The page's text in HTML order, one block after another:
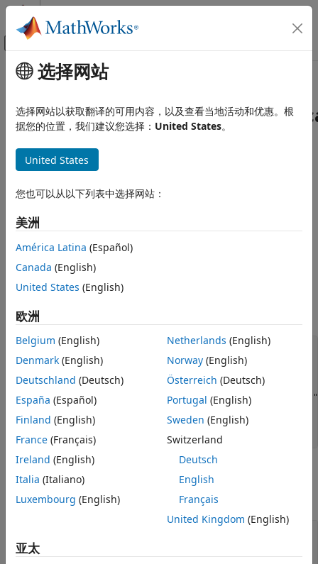
跳到内容
画布外导航菜单切换
文档主页
System Composer
编写架构模型
systemcomposer.interface.PhysicalDomain
说明
创建对象
示例
详细信息
版本历史记录
另请参阅
主要内容
本页采用了机器翻译。点击此处可查看英文原文。
System Composer
自 R2021b 起
说明
PhysicalDomain对象描述 System Composer™ 中的一个物理域。
物理域可用作端口上的专属接口，并键入物理接口上的物理元素。
创建对象
使用端口上的物理域创建专属接口。
model = systemcomposer.createModel( "archModel"
);
systemcomposer.openModel(
"archModel");
"Architecture"
newComponent = addComponent(rootArch, "newComponent"
newPort = addPort(newComponent.Architecture,
"newCompPort"
port = newComponent.getPort(
"newCompPort"
interface = port.createInterface;
interface.Domain =
"mechanical.rotational.rotational"
属性
全部展开
选择网站
选择网站以获取翻译的可用内容，以及查看当地活动和优惠。根
据您的位置，我们建议您选择： United States。
United States
您也可以从以下列表中选择网站：
美洲
América Latina (Español)
Canada (English)
United States (English)
欧洲
Belgium (English)
Denmark (English)
Deutschland (Deutsch)
España (Español)
Finland (English)
France (Français)
Ireland (English)
Italia (Italiano)
Luxembourg (English)
Netherlands (English)
Norway(English)
Österreich (Deutsch)
Portugal (English)
Sweden (English)
Switzerland
Deutsch
English
Français
United Kingdom (English)
亚太